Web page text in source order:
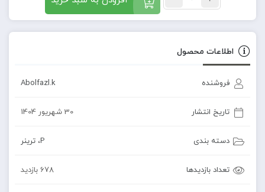
اطلاعات محصول
فروشنده Abolfazl.k
تاریخ انتشار 30 شهریور 1404
دسته بندی P، ترینر
تعداد بازدیدها 678 بازدید